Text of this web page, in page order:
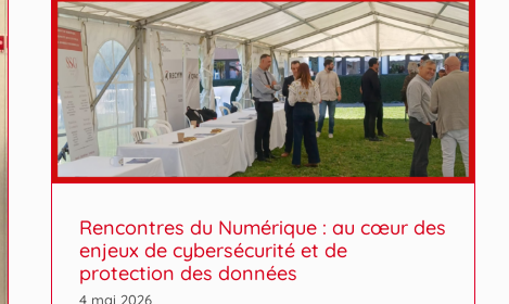
Rencontres du Numérique : au cœur des
enjeux de cybersécurité et de
protection des données
4 mai 2026